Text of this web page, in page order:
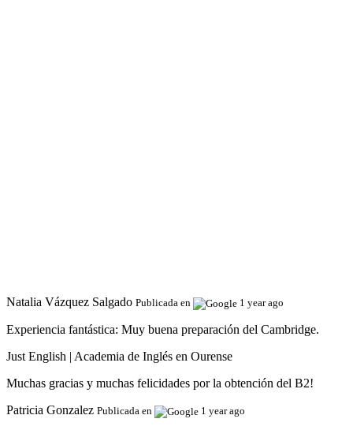
Natalia Vázquez Salgado Publicada en 1 year ago
Experiencia fantástica: Muy buena preparación del Cambridge.
Just English | Academia de Inglés en Ourense
Muchas gracias y muchas felicidades por la obtención del B2!
Patricia Gonzalez Publicada en 1 year ago